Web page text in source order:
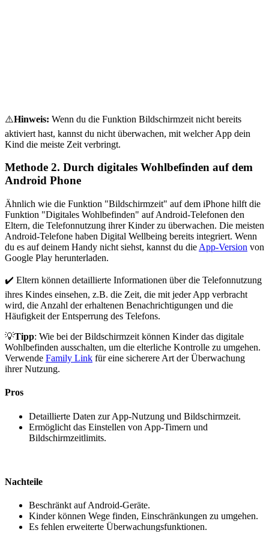
⚠️Hinweis: Wenn du die Funktion Bildschirmzeit nicht bereits
aktiviert hast, kannst du nicht überwachen, mit welcher App dein
Kind die meiste Zeit verbringt.
Methode 2. Durch digitales Wohlbefinden auf dem
Android Phone
Ähnlich wie die Funktion "Bildschirmzeit" auf dem iPhone hilft die
Funktion "Digitales Wohlbefinden" auf Android-Telefonen den
Eltern, die Telefonnutzung ihrer Kinder zu überwachen. Die meisten
Android-Telefone haben Digital Wellbeing bereits integriert. Wenn
du es auf deinem Handy nicht siehst, kannst du die App-Version von
Google Play herunterladen.
✔️ Eltern können detaillierte Informationen über die Telefonnutzung
ihres Kindes einsehen, z.B. die Zeit, die mit jeder App verbracht
wird, die Anzahl der erhaltenen Benachrichtigungen und die
Häufigkeit der Entsperrung des Telefons.
💡Tipp: Wie bei der Bildschirmzeit können Kinder das digitale
Wohlbefinden ausschalten, um die elterliche Kontrolle zu umgehen.
Verwende Family Link für eine sicherere Art der Überwachung
ihrer Nutzung.
Pros
Detaillierte Daten zur App-Nutzung und Bildschirmzeit.
Ermöglicht das Einstellen von App-Timern und
Bildschirmzeitlimits.
Nachteile
Beschränkt auf Android-Geräte.
Kinder können Wege finden, Einschränkungen zu umgehen.
Es fehlen erweiterte Überwachungsfunktionen.